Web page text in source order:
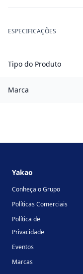
ESPECIFICAÇÕES
Tipo do Produto
Marca
Yakao
Conheça o Grupo
Políticas Comerciais
Política de
Privacidade
Eventos
Marcas